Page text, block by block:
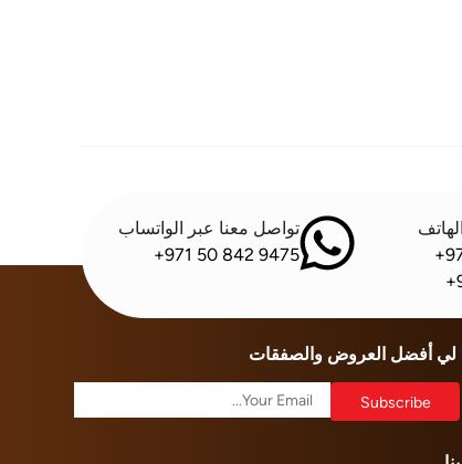
تواصل معنا عبر الواتساب
+971 50 842 9475
لي أفضل العروض والصفقات